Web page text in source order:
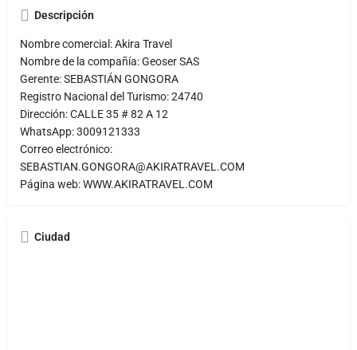
Descripción
Nombre comercial: Akira Travel
Nombre de la compañía: Geoser SAS
Gerente: SEBASTIÁN GONGORA
Registro Nacional del Turismo: 24740
Dirección: CALLE 35 # 82 A 12
WhatsApp: 3009121333
Correo electrónico:
SEBASTIAN.GONGORA@AKIRATRAVEL.COM
Página web: WWW.AKIRATRAVEL.COM
Ciudad